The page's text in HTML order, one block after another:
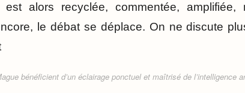
est alors recyclée, commentée,
le débat se déplace. On ne discute
bénéficient d’un éclairage ponctuel et maîtrisé de l’intelligence